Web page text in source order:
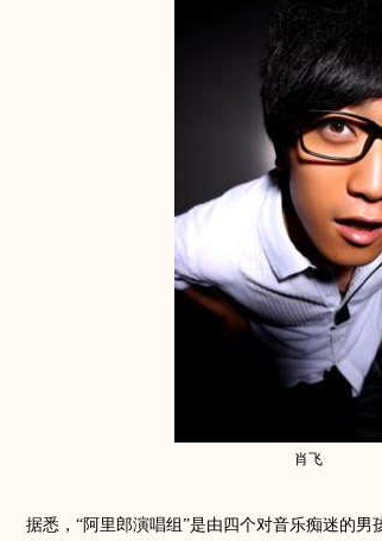
肖飞
据悉，“阿里郎演唱组”是由四个对音乐痴迷的男